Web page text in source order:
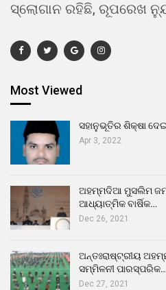
ସ୍ଲୋଗାନ ରହିଛି, ରୂପରେଖ
Most Viewed
ସହାନୁଭୂତିର ଶିକ୍ଷା
Apr 3, 2022
ଅହମ୍ମଦିଆ ମୁସଲିମ
ଆଧ୍ୟାତ୍ମିକ ବାର୍ଷିକ…
Dec 26, 2021
ଅନ୍ତଃରାଷ୍ଟ୍ରୀୟ
ସମ୍ମିଳନୀ ପାରସ୍ପରିକ…
Dec 27, 2021